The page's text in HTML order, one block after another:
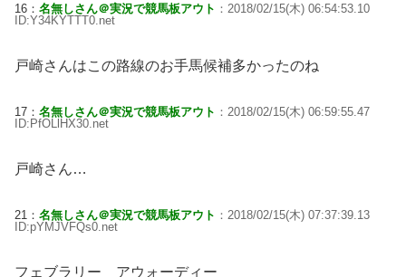
16： 名無しさん＠実況で競馬板アウト ：2018/02/15(木) 06:54:53.10
ID:Y34KYTTT0.net
戸崎さんはこの路線のお手馬候補多かったのね
17： 名無しさん＠実況で競馬板アウト ：2018/02/15(木) 06:59:55.47
ID:PfOLlHX30.net
戸崎さん…
21： 名無しさん＠実況で競馬板アウト ：2018/02/15(木) 07:37:39.13
ID:pYMJVFQs0.net
フェブラリー アウォーディー